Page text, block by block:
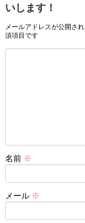
いします！
メールアドレスが公開さ
須項目です
名前 ※
メール ※